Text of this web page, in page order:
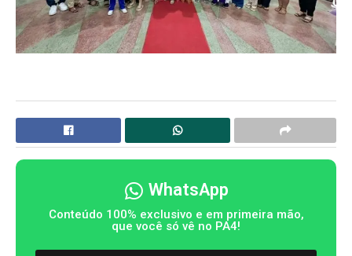
WhatsApp
Conteúdo 100% exclusivo e em primeira mão,
que você só vê no PA4!